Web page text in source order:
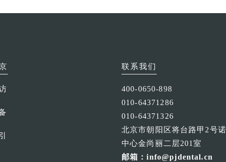
联系我们
400-0650-898
010-64371286
010-64371326
北京市朝阳区将台路甲2号
中心金尚丽二层201室
邮箱：info@pjdental.cn